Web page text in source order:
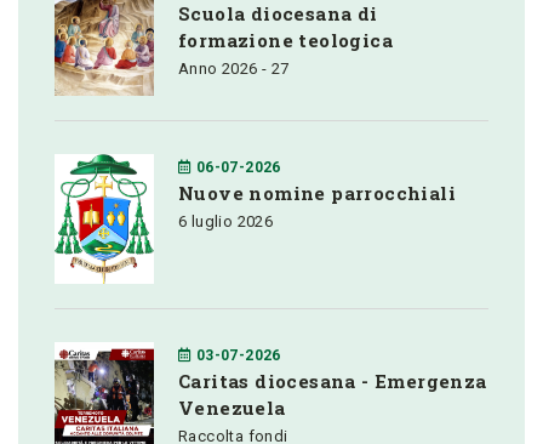
Scuola diocesana di
formazione teologica
Anno 2026 - 27
06-07-2026
Nuove nomine parrocchiali
6 luglio 2026
03-07-2026
Caritas diocesana - Emergenza
Venezuela
Raccolta fondi